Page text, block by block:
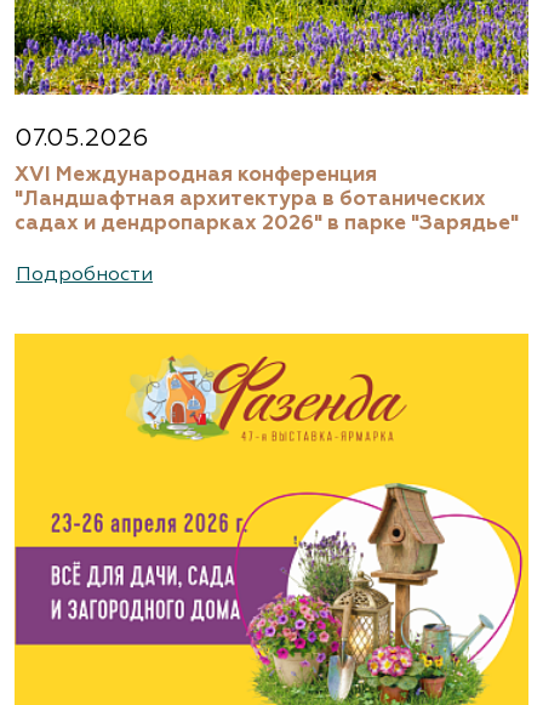
07.05.2026
XVI Международная конференция
"Ландшафтная архитектура в ботанических
садах и дендропарках 2026" в парке "Зарядье"
Подробности